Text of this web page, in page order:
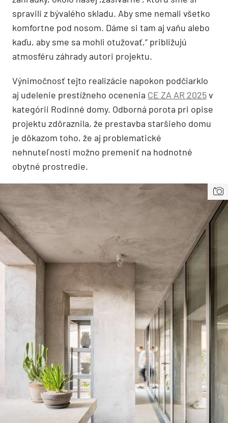
spravili z bývalého skladu. Aby sme nemali všetko
komfortne pod nosom. Dáme si tam aj vaňu alebo
kaďu, aby sme sa mohli otužovať,“ približujú
atmosféru záhrady autori projektu.
Výnimočnosť tejto realizácie napokon podčiarklo
aj udelenie prestížneho ocenenia CE ZA AR 2025v
kategórii Rodinné domy. Odborná porota pri opise
projektu zdôraznila, že prestavba staršieho domu
je dôkazom toho, že aj problematické
nehnuteľnosti možno premeniť na hodnotné
obytné prostredie.